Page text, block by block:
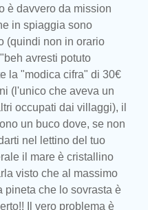
è davvero da mission
in spiaggia sono
(quindi non in orario
avresti potuto
la "modica cifra" di 30€
(l'unico che aveva un
occupati dai villaggi), il
un buco dove, se non
nel lettino del tuo
il mare è cristallino
visto che al massimo
pineta che lo sovrasta è
Il vero problema è